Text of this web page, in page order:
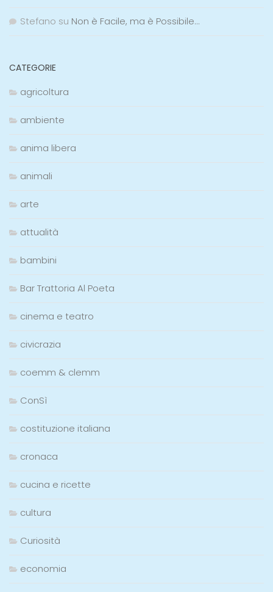
Stefano su Non è Facile, ma è Possibile…
CATEGORIE
agricoltura
ambiente
anima libera
animali
arte
attualità
bambini
Bar Trattoria Al Poeta
cinema e teatro
civicrazia
coemm & clemm
ConSì
costituzione italiana
cronaca
cucina e ricette
cultura
Curiosità
economia